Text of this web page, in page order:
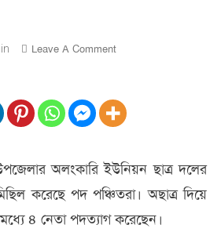
Leave A CommentOn
ইউনিয়ন
ছাত্র
মিছিল
অলংকারি ইউনিয়ন ছাত্র দলের
করেছে পদ পঞ্চিতরা। অছাত্র দিয়ে
৪ নেতা পদত্যাগ করেছেন।